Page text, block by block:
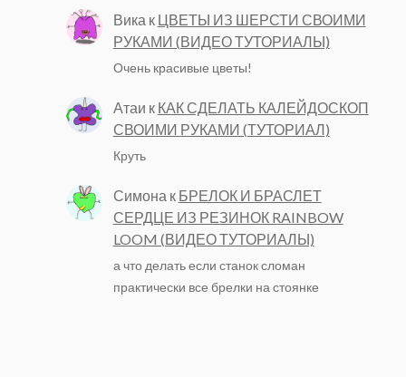
Вика к ЦВЕТЫ ИЗ ШЕРСТИ СВОИМИ
РУКАМИ (ВИДЕО ТУТОРИАЛЫ)
Очень красивые цветы!
Атаи к КАК СДЕЛАТЬ КАЛЕЙДОСКОП
СВОИМИ РУКАМИ (ТУТОРИАЛ)
Круть
Симона к БРЕЛОК И БРАСЛЕТ
СЕРДЦЕ ИЗ РЕЗИНОК RAINBOW
LOOM (ВИДЕО ТУТОРИАЛЫ)
а что делать если станок сломан
практически все брелки на стоянке